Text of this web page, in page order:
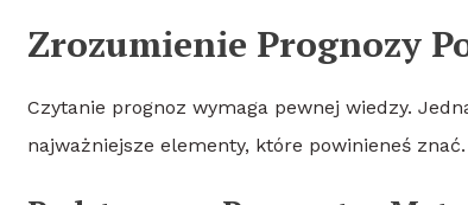
Zrozumienie Prognozy
Czytanie prognoz wymaga pewnej wiedzy.
najważniejsze elementy, które powinieneś znać.